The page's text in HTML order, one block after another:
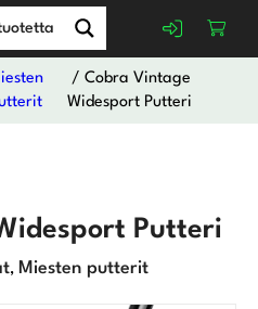
/ Cobra Vintage
Widesport Putteri
Putteri
, Miesten putterit